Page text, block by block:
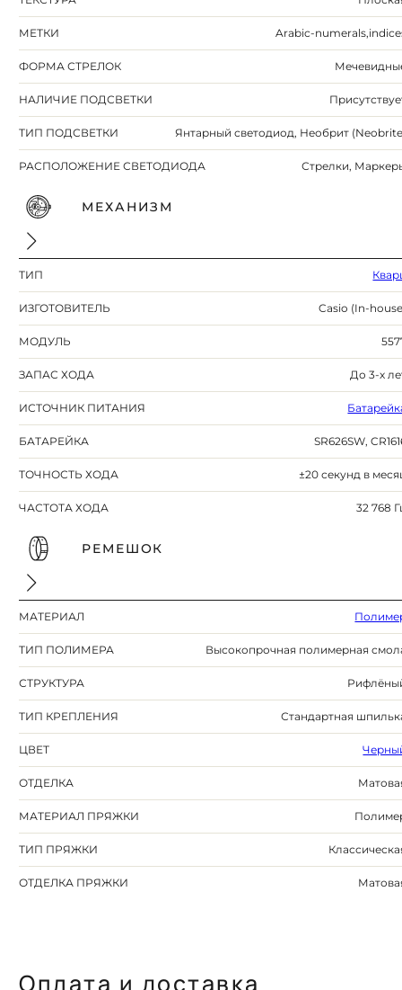
МЕТКИ Arabic-
ФОРМА СТРЕЛОК
НАЛИЧИЕ ПОДСВЕТКИ
ТИП ПОДСВЕТКИ Янтарный светодиод, Необрит
РАСПОЛОЖЕНИЕ СВЕТОДИОДА Стрелки,
МЕХАНИЗМ
ТИП
ИЗГОТОВИТЕЛЬ Casio (In-
МОДУЛЬ
ЗАПАС ХОДА До 3-х
ИСТОЧНИК ПИТАНИЯ
БАТАРЕЙКА SR626SW,
ТОЧНОСТЬ ХОДА ±20 секунд в
ЧАСТОТА ХОДА 32 768
РЕМЕШОК
МАТЕРИАЛ
ТИП ПОЛИМЕРА Высокопрочная полимерная
СТРУКТУРА
ТИП КРЕПЛЕНИЯ Стандартная
ЦВЕТ
ОТДЕЛКА
МАТЕРИАЛ ПРЯЖКИ
ТИП ПРЯЖКИ
ОТДЕЛКА ПРЯЖКИ
Оплата и доставка